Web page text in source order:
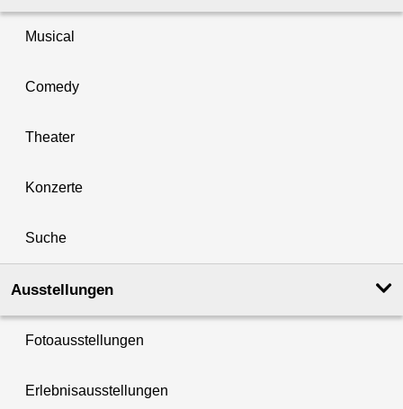
Musical
Comedy
Theater
Konzerte
Suche
Ausstellungen
Fotoausstellungen
Erlebnisausstellungen